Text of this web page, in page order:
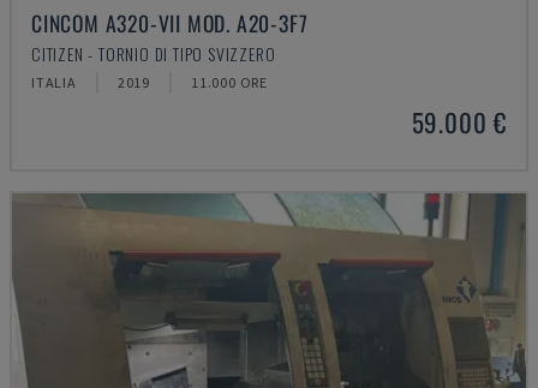
CINCOM A320-VII MOD. A20-3F7
CITIZEN - TORNIO DI TIPO SVIZZERO
ITALIA 2019 11.000 ORE
59.000 €